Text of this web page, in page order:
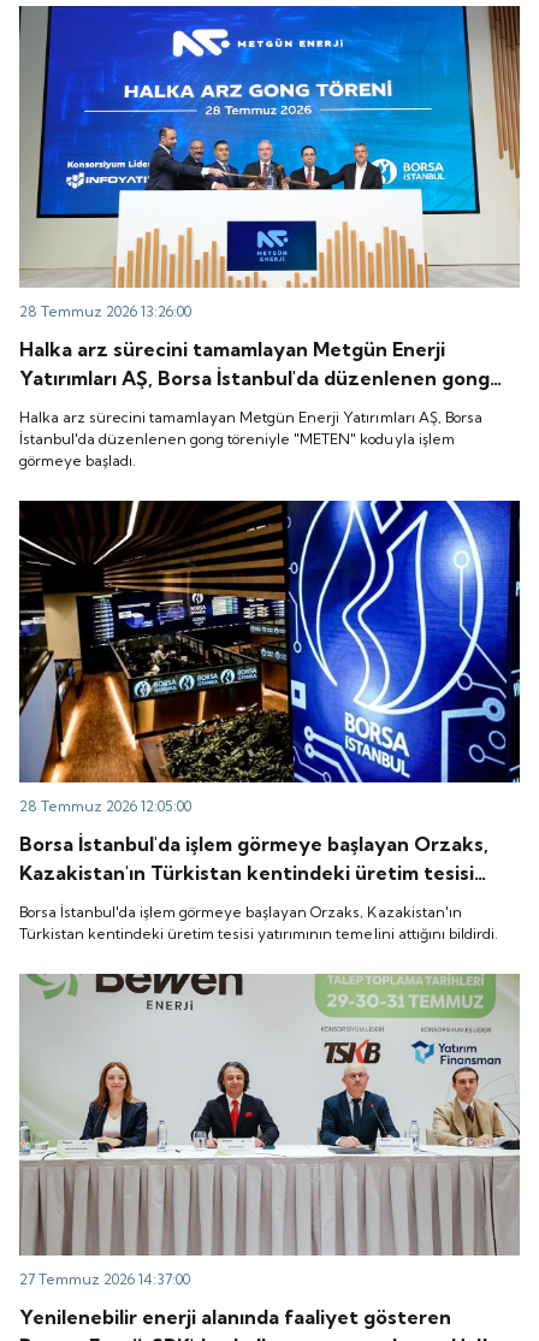
28 Temmuz 2026 13:26:00
Halka arz sürecini tamamlayan Metgün Enerji
Yatırımları AŞ, Borsa İstanbul'da düzenlenen gong
töreniyle "METEN" koduyla işlem görmeye başladı.
Halka arz sürecini tamamlayan Metgün Enerji Yatırımları AŞ, Borsa
İstanbul'da düzenlenen gong töreniyle "METEN" koduyla işlem
görmeye başladı.
28 Temmuz 2026 12:05:00
Borsa İstanbul'da işlem görmeye başlayan Orzaks,
Kazakistan'ın Türkistan kentindeki üretim tesisi
yatırımının temelini attığını bildirdi.
Borsa İstanbul'da işlem görmeye başlayan Orzaks, Kazakistan'ın
Türkistan kentindeki üretim tesisi yatırımının temelini attığını bildirdi.
27 Temmuz 2026 14:37:00
Yenilenebilir enerji alanında faaliyet gösteren